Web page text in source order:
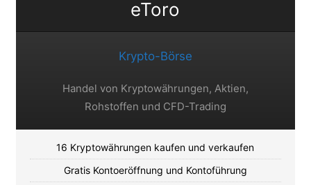
eToro
Krypto-Börse
Handel von Kryptowährungen, Aktien,
Rohstoffen und CFD-Trading
16 Kryptowährungen kaufen und verkaufen
Gratis Kontoeröffnung und Kontoführung